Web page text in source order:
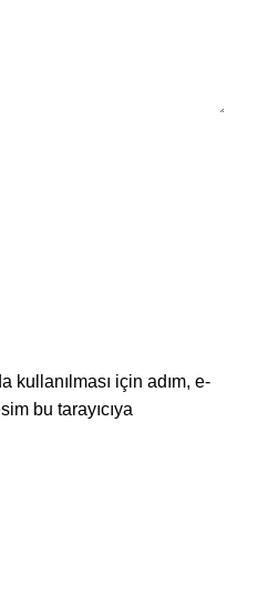
kullanılması için adım, e-
bu tarayıcıya